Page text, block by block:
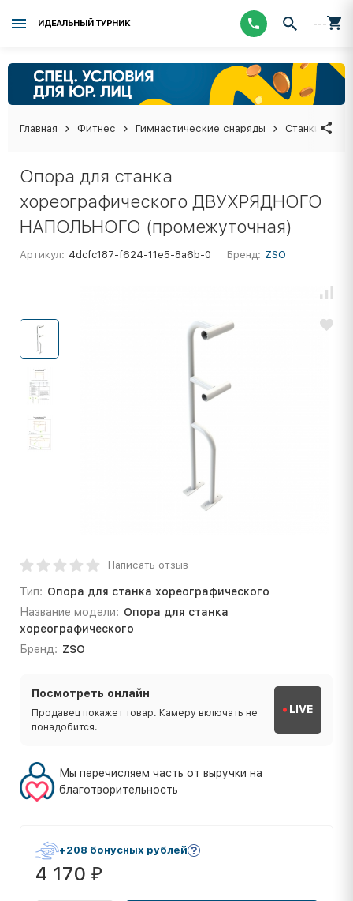
ИДЕАЛЬНЫЙ ТУРНИК ---
Главная Фитнес Гимнастические снаряды Станки
Опора для станка
хореографического ДВУХРЯДНОГО
НАПОЛЬНОГО (промежуточная)
Артикул: 4dcfc187-f624-11e5-8a6b-0 Бренд: ZSO
Написать отзыв
Тип: Опора для станка хореографического
Название модели: Опора для станка
хореографического
Бренд: ZSO
Посмотреть онлайн
Продавец покажет товар. Камеру включать не
понадобится.
LIVE
Мы перечисляем часть от выручки на
благотворительность
+208 бонусных рублей
4 170 ₽